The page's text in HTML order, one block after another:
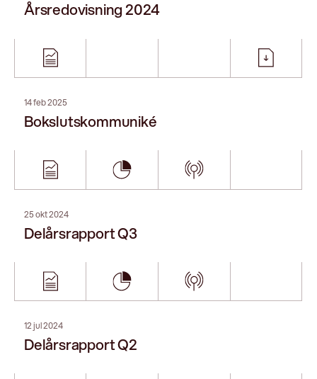
12 jul 2024
Delårsrapport Q2
25 apr 2024
Delårsrapport Q1
04 apr 2024
Årsredovisning 2023
16 feb 2024
Bokslutskommuniké